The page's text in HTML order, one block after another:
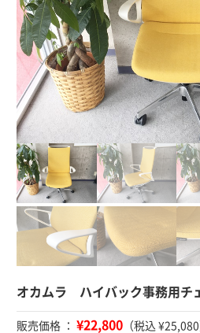
オカムラ ハイバック事務用チ
販売価格 ： ¥22,800 （税込 ¥25,080